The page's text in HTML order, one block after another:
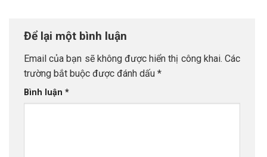
Để lại một bình luận
Email của bạn sẽ không được hiển thị công khai. Các
trường bắt buộc được đánh dấu *
Bình luận *